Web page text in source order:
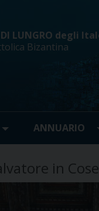
DI LUNGRO degli
Bizantina
ANNUARIO
in